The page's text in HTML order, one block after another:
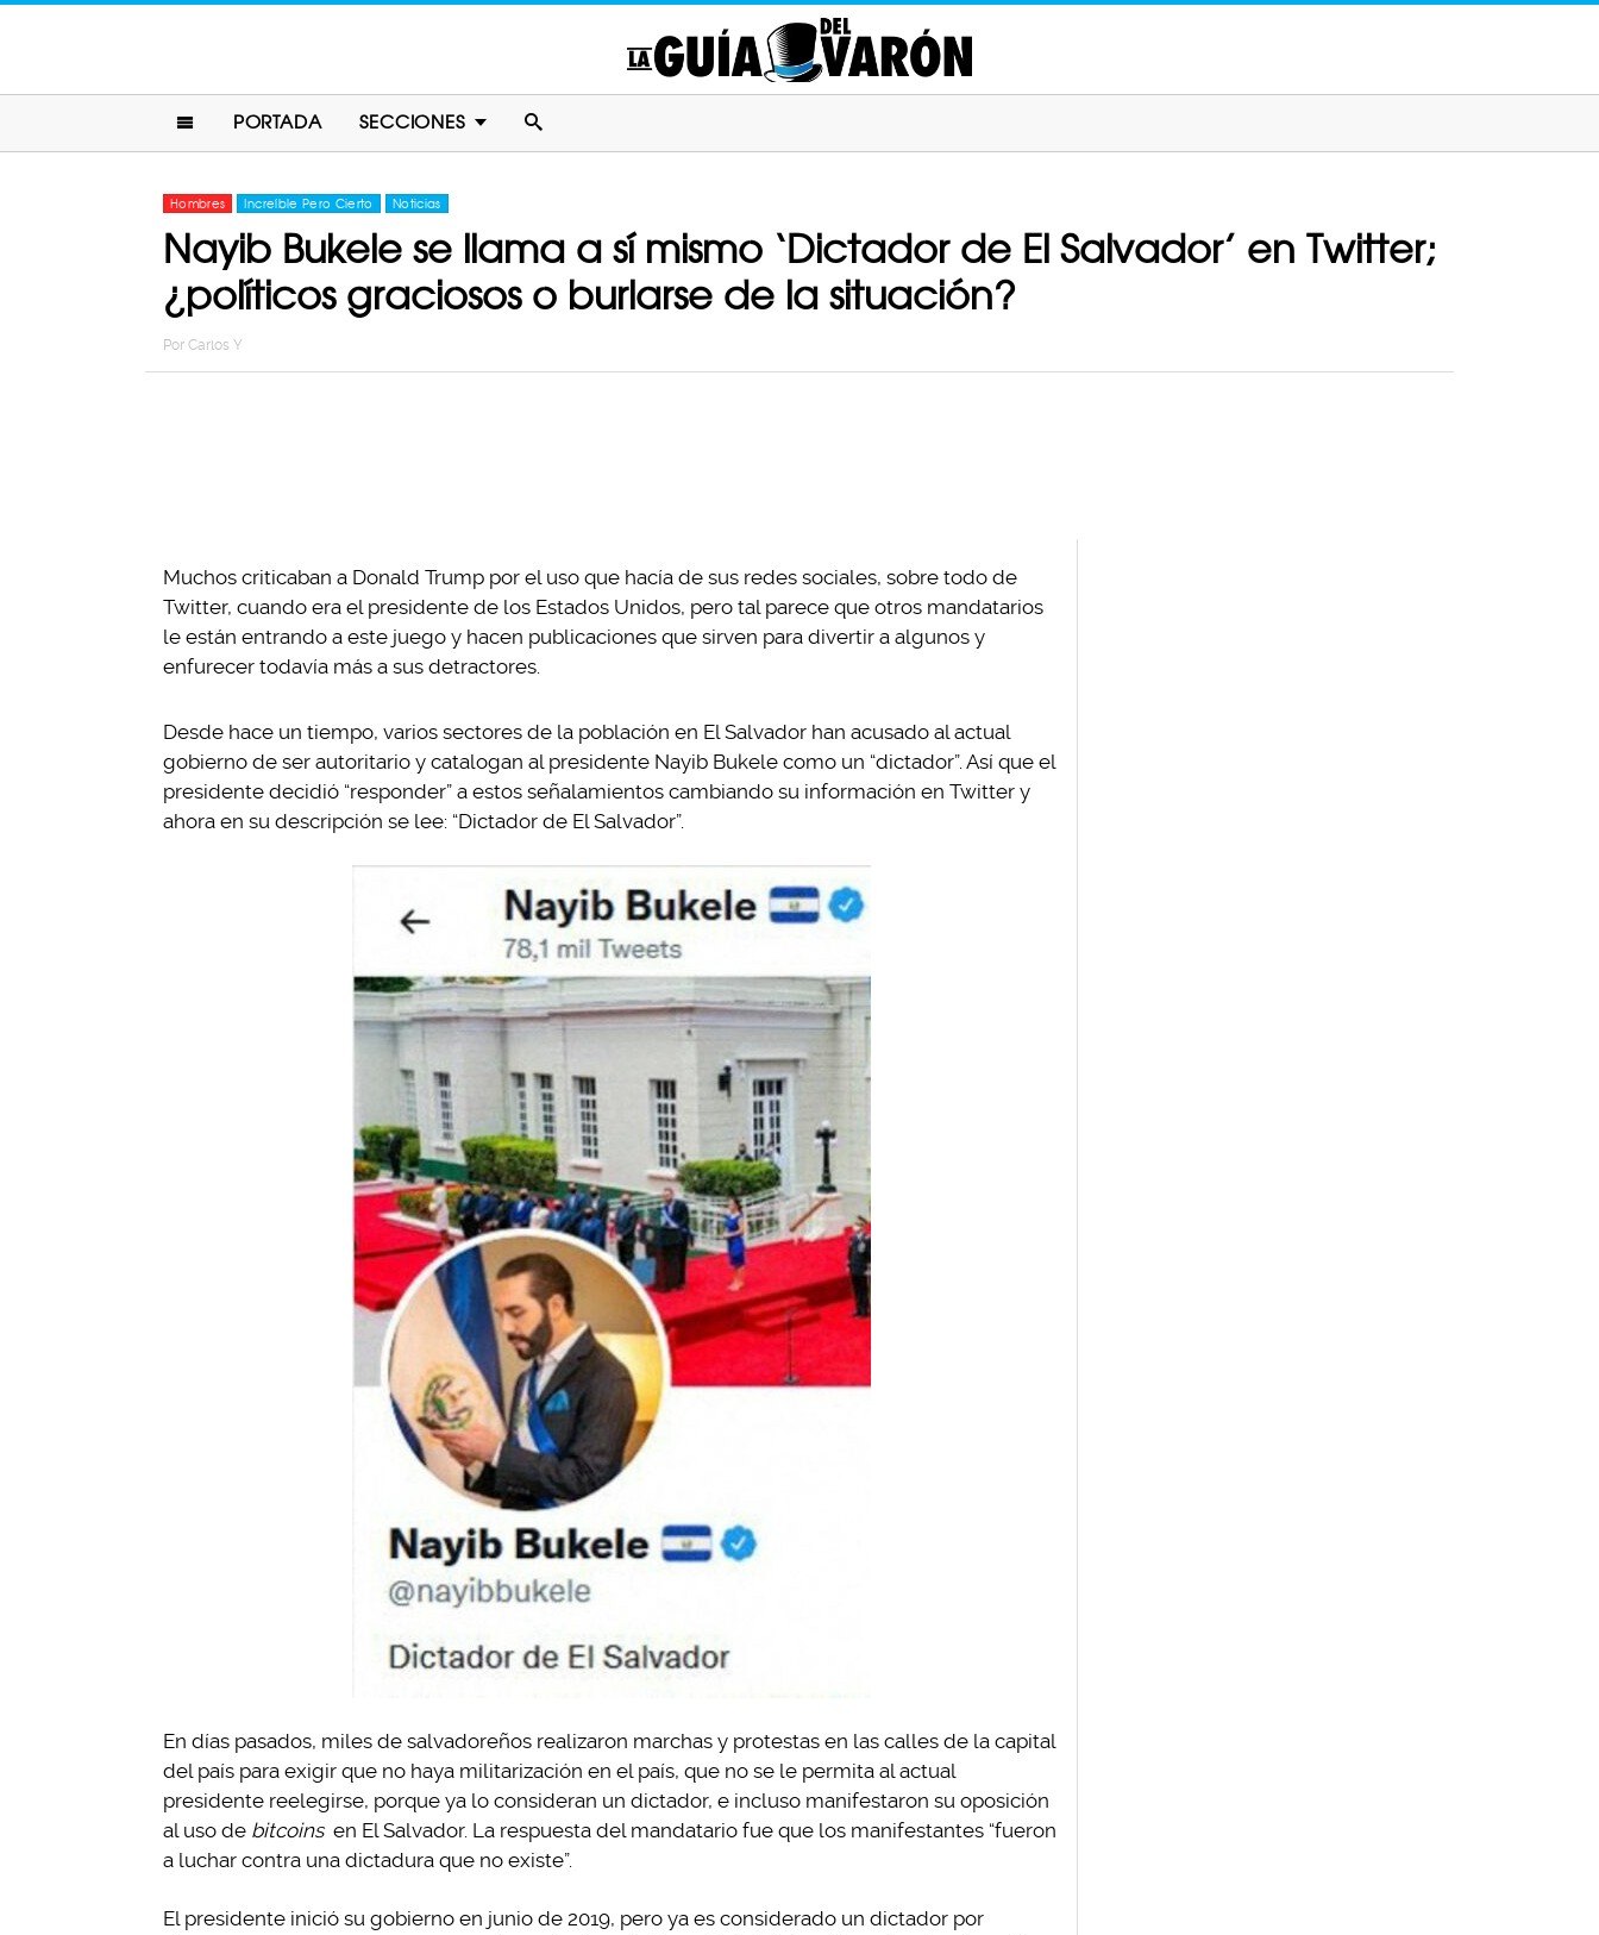
PORTADA SECCIONES
Hombres Increíble Pero Cierto Noticias
Nayib Bukele se llama a sí mismo ‘Dictador de El Salvador’ en Twitter;
¿políticos graciosos o burlarse de la situación?
Por Carlos Y
Muchos criticaban a Donald Trump por el uso que hacía de sus redes sociales, sobre todo de
Twitter, cuando era el presidente de los Estados Unidos, pero tal parece que otros mandatarios
le están entrando a este juego y hacen publicaciones que sirven para divertir a algunos y
enfurecer todavía más a sus detractores.
Desde hace un tiempo, varios sectores de la población en El Salvador han acusado al actual
gobierno de ser autoritario y catalogan al presidente Nayib Bukele como un “dictador”. Así que el
presidente decidió “responder” a estos señalamientos cambiando su información en Twitter y
ahora en su descripción se lee: “Dictador de El Salvador”.
En días pasados, miles de salvadoreños realizaron marchas y protestas en las calles de la capital
del país para exigir que no haya militarización en el país, que no se le permita al actual
presidente reelegirse, porque ya lo consideran un dictador, e incluso manifestaron su oposición
al uso de bitcoins en El Salvador. La respuesta del mandatario fue que los manifestantes “fueron
a luchar contra una dictadura que no existe”.
El presidente inició su gobierno en junio de 2019, pero ya es considerado un dictador por